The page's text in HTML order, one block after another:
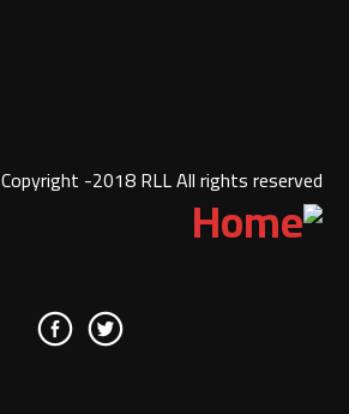
Copyright -2018 RLL All rights reserved